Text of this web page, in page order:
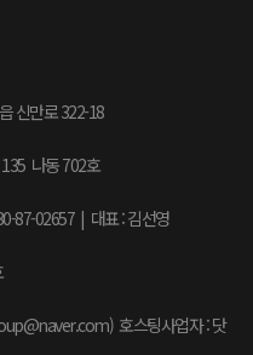
신만로 322-18
나동 702호
87-02657 | 대표 : 김선영
호스팅사업자 : 닷